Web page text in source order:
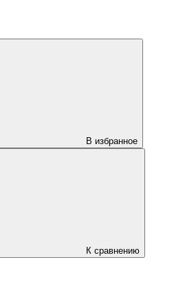
В избранное
К сравнению